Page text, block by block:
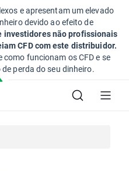
e apresentam um elevado
devido ao efeito de
investidores não profissionais
CFD com este distribuidor.
como funcionam os CFD e se
perda do seu dinheiro.